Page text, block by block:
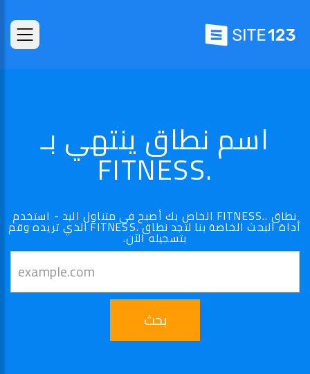
اسم نطاق ينتهي بـ
.FITNESS
نطاق ..FITNESS الخاص بك أصبح في متناول اليد - استخدم
أداة البحث الخاصة بنا لتجد نطاق .FITNESS الذي تريده وقم
بتسجيله الآن.
بحث